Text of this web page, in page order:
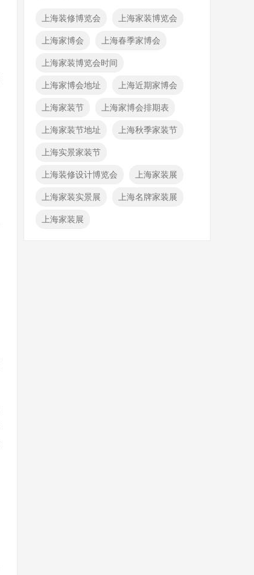
上海装修博览会
上海家装博览会
上海家博会
上海春季家博会
上海家装博览会时间
上海家博会地址
上海近期家博会
上海家装节
上海家博会排期表
上海家装节地址
上海秋季家装节
上海实景家装节
上海装修设计博览会
上海家装展
上海家装实景展
上海名牌家装展
上海家装展